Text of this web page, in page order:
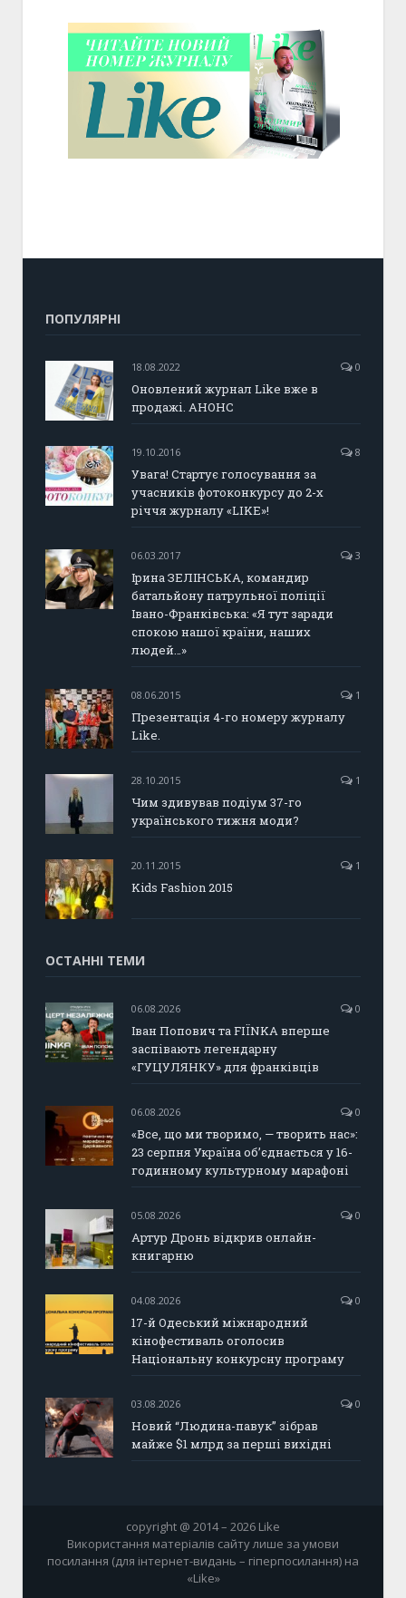
ПОПУЛЯРНІ
18.08.2022 0
Оновлений журнал Like вже в
продажі. АНОНС
19.10.2016 8
Увага! Стартує голосування за
учасників фотоконкурсу до 2-х
річчя журналу «LIKE»!
06.03.2017 3
Ірина ЗЕЛІНСЬКА, командир
батальйону патрульної поліції
Івано-Франківська: «Я тут заради
спокою нашої країни, наших
людей…»
08.06.2015 1
Презентація 4-го номеру журналу
Like.
28.10.2015 1
Чим здивував подіум 37-го
українського тижня моди?
20.11.2015 1
Kids Fashion 2015
ОСТАННІ ТЕМИ
06.08.2026 0
Іван Попович та FIÏNKA вперше
заспівають легендарну
«ГУЦУЛЯНКУ» для франківців
06.08.2026 0
«Все, що ми творимо, — творить нас»:
23 серпня Україна об’єднається у 16-
годинному культурному марафоні
05.08.2026 0
Артур Дронь відкрив онлайн-
книгарню
04.08.2026 0
17-й Одеський міжнародний
кінофестиваль оголосив
Національну конкурсну програму
03.08.2026 0
Новий “Людина-павук” зібрав
майже $1 млрд за перші вихідні
copyright @ 2014 – 2026 Like
Використання матеріалів сайту лише за умови
посилання (для інтернет-видань – гіперпосилання) на
«Like»